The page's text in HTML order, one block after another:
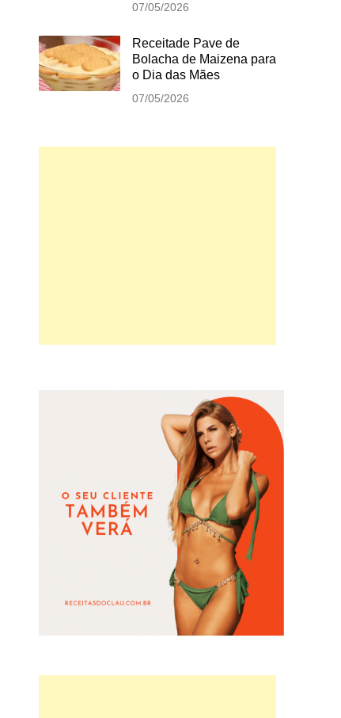
07/05/2026
Receitade Pave de
Bolacha de Maizena para
o Dia das Mães
07/05/2026